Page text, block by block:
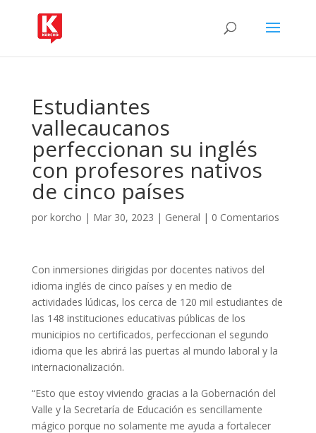
Estudiantes
vallecaucanos
perfeccionan su inglés
con profesores nativos
de cinco países
por korcho | Mar 30, 2023 | General | 0 Comentarios
Con inmersiones dirigidas por docentes nativos del
idioma inglés de cinco países y en medio de
actividades lúdicas, los cerca de 120 mil estudiantes de
las 148 instituciones educativas públicas de los
municipios no certificados, perfeccionan el segundo
idioma que les abrirá las puertas al mundo laboral y la
internacionalización.
“Esto que estoy viviendo gracias a la Gobernación del
Valle y la Secretaría de Educación es sencillamente
mágico porque no solamente me ayuda a fortalecer